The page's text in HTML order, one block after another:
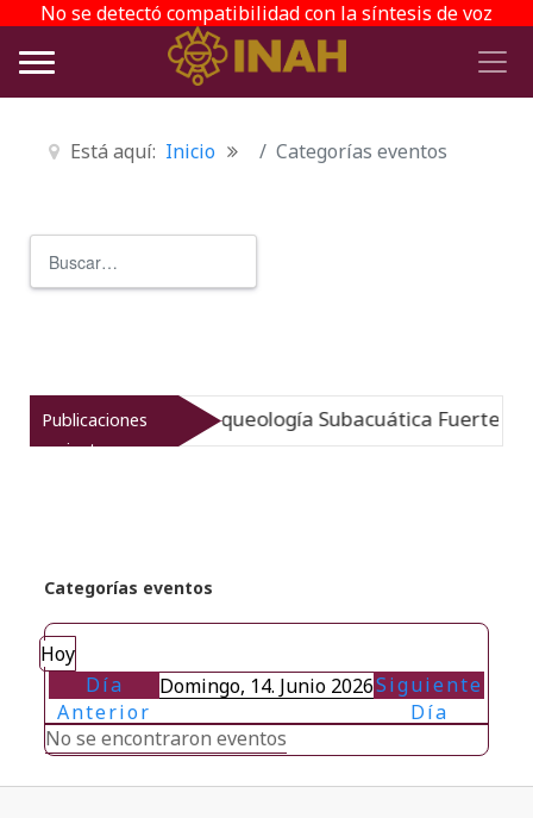
No se detectó compatibilidad con la síntesis de voz
Está aquí: Inicio Categorías eventos
Publicaciones
recientes
Museo de Arqueología Subacuática Fuerte de
Categorías eventos
Hoy
Día
Anterior
Domingo, 14. Junio 2026Siguiente
Día
No se encontraron eventos